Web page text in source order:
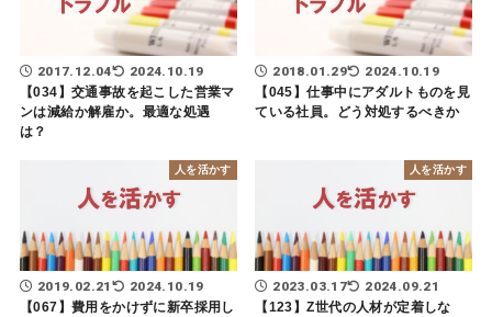
2017.12.04
2024.10.19
【034】交通事故を起こした営業マ
ンは減給か解雇か。最適な処遇
は？
2018.01.29
2024.10.19
【045】仕事中にアダルトものを見
ている社員。どう対処するべきか
人を活かす
2019.02.21
2024.10.19
【067】費用をかけずに新卒採用し
人を活かす
2023.03.17
2024.09.21
【123】Z世代の人材が定着しな